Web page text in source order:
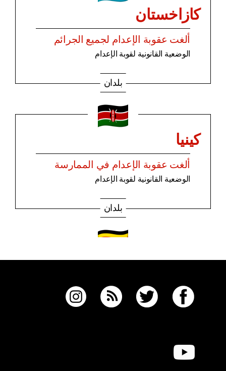
كازاخستان
ألغت عقوبة الإعدام لجميع الجرائم
الوضعية القانونية لقوبة الإعدام
بلدان
كينيا
ألغت عقوبة الإعدام في الممارسة
الوضعية القانونية لقوبة الإعدام
بلدان
يوغندا
لم تلغ عقوبة الإعدام
الوضعية القانونية لقوبة الإعدام